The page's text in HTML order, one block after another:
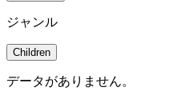
ジャンル
Children
データがありません。